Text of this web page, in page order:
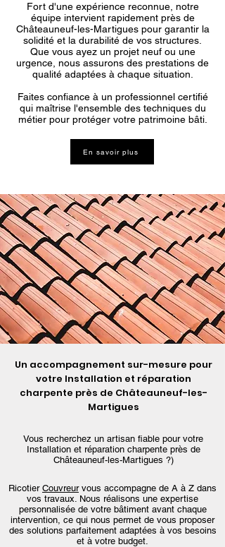
Fort d'une expérience reconnue, notre
équipe intervient rapidement près de
Châteauneuf-les-Martigues pour garantir la
solidité et la durabilité de vos structures.
Que vous ayez un projet neuf ou une
urgence, nous assurons des prestations de
qualité adaptées à chaque situation.
Faites confiance à un professionnel certifié
qui maîtrise l'ensemble des techniques du
métier pour protéger votre patrimoine bâti.
En savoir plus
Un accompagnement sur-mesure pour
votre Installation et réparation
charpente près de Châteauneuf-les-
Martigues
Vous recherchez un artisan fiable pour votre
Installation et réparation charpente près de
Châteauneuf-les-Martigues ?)
Ricotier Couvreur vous accompagne de A à Z dans
vos travaux. Nous réalisons une expertise
personnalisée de votre bâtiment avant chaque
intervention, ce qui nous permet de vous proposer
des solutions parfaitement adaptées à vos besoins
et à votre budget.